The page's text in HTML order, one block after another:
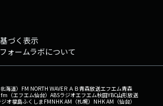
づく表示
ォームラボについて
海道） FM NORTH WAVEＲＡＢ青森放送エフエム青森
（エフエム仙台） ABSラジオエフエム秋田YBC山形放送
ジオ福島ふくしまFMNHK AM（札幌） NHK AM（仙台）